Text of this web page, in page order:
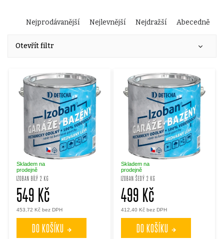
Ř
a
z
e
n
í
p
r
o
Nejprodávanější Nejlevnější Nejdražší Abecedně
Otevřít filtr
IZOBAN BÍLÝ 2 KG
Skladem na
prodejně
453,72 Kč bez DPH
549 Kč
DO KOŠÍKU
IZOBAN ŠEDÝ 2 KG
Skladem na
prodejně
412,40 Kč bez DPH
499 Kč
DO KOŠÍKU